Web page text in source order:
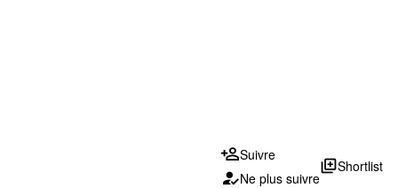
Suivre
Ne plus suivre
library_addShortlist